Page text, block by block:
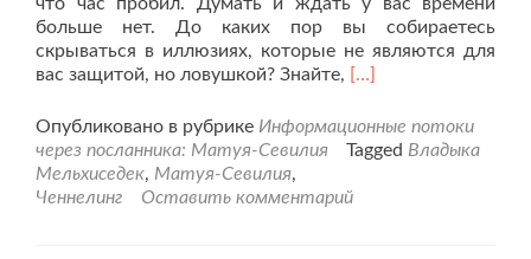
больше нет. До каких пор вы собираетесь
скрываться в иллюзиях, которые не являются для
вас защитой, но ловушкой? Знайте, Читать
проПослание
от
«Точка
[…]
Опубликовано в рубрике Информационные потоки
через посланника: Матуя-Севилия
Tagged Владыка
Мельхиседек, Матуя-Севилия,
Ченнелинг
Оставить комментарий